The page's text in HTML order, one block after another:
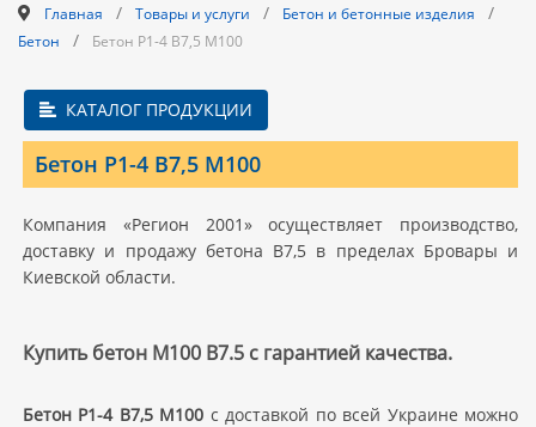
Главная / Товары и услуги / Бетон и бетонные изделия /
Бетон / Бетон Р1-4 В7,5 M100
КАТАЛОГ ПРОДУКЦИИ
Бетон Р1-4 В7,5 M100
Компания «Регион 2001» осуществляет производство,
доставку и продажу бетона В7,5 в пределах Бровары и
Киевской области.
Купить бетон М100 В7.5 с гарантией качества.
Бетон Р1-4 В7,5 M100 с доставкой по всей Украине можно